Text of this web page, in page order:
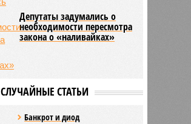
Депутаты задумались о
необходимости пересмотра
закона о «наливайках»
СЛУЧАЙНЫЕ СТАТЬИ
Банкрот и диод